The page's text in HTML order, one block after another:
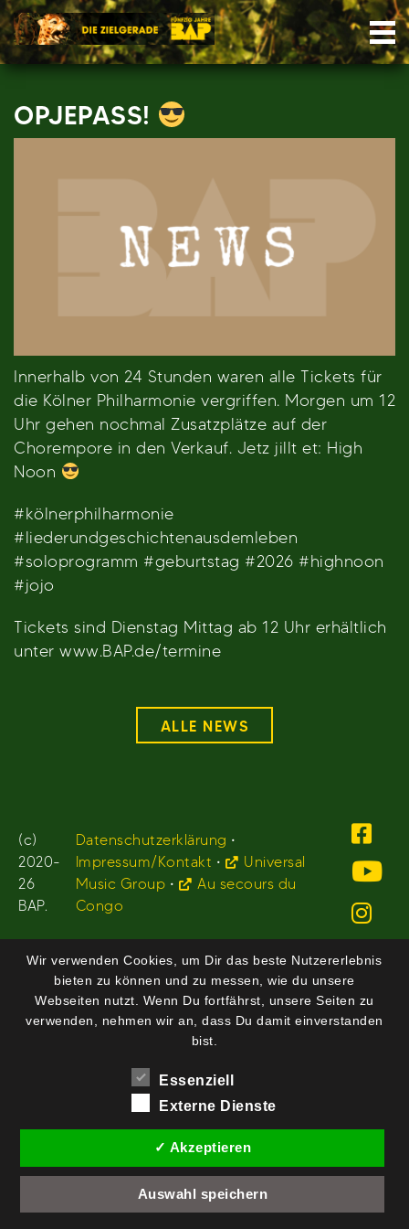
Skip
to
content
OPJEPASS!
Innerhalb von 24 Stunden waren alle Tickets für
die Kölner Philharmonie vergriffen. Morgen um 12
Uhr gehen nochmal Zusatzplätze auf der
Chorempore in den Verkauf. Jetz jillt et: High
Noon
#kölnerphilharmonie
#liederundgeschichtenausdemleben
#soloprogramm #geburtstag #2026 #highnoon
#jojo
Tickets sind Dienstag Mittag ab 12 Uhr erhältlich
unter www.BAP.de/termine
ALLE NEWS
(c)
2020-
26
BAP.
Datenschutzerklärung •
Impressum/Kontakt •
Universal
Music Group •
Au secours du
Congo
Wir verwenden Cookies, um Dir das beste Nutzererlebnis
bieten zu können und zu messen, wie du unsere
Webseiten nutzt. Wenn Du fortfährst, unsere Seiten zu
verwenden, nehmen wir an, dass Du damit einverstanden
bist.
Essenziell
Externe Dienste
✓ Akzeptieren
Auswahl speichern